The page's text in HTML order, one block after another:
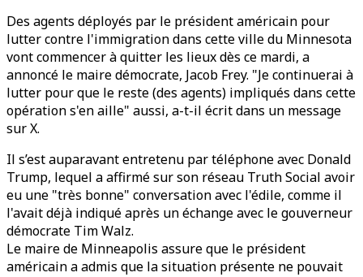
Des agents déployés par le président américain pour
lutter contre l'immigration dans cette ville du Minnesota
vont commencer à quitter les lieux dès ce mardi, a
annoncé le maire démocrate, Jacob Frey. "Je continuerai à
lutter pour que le reste (des agents) impliqués dans cette
opération s'en aille" aussi, a-t-il écrit dans un message
sur X.
Il s’est auparavant entretenu par téléphone avec Donald
Trump, lequel a affirmé sur son réseau Truth Social avoir
eu une "très bonne" conversation avec l'édile, comme il
l'avait déjà indiqué après un échange avec le gouverneur
démocrate Tim Walz.
Le maire de Minneapolis assure que le président
américain a admis que la situation présente ne pouvait